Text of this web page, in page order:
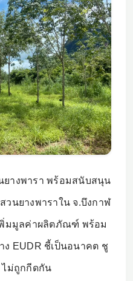
ยางพารา พร้อมสนับสนุน
วนยางพาราใน จ.บึงกาฬ
พิ่มมูลค่าผลิตภัณฑ์ พร้อม
ง EUDR ชี้เป็นอนาคต ชู
ไม่ถูกกีดกัน